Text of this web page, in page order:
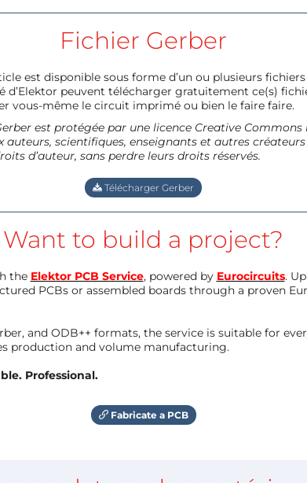
Fichier Gerber
est disponible sous forme d’un ou plusieurs fichiers
peuvent télécharger gratuitement ce(s)
vous-même le circuit imprimé ou bien le faire faire.
est protégée par une licence Creative Commons
auteurs, scientifiques, enseignants et autres
d’auteur, sans perdre leurs droits réservés.
Télécharger Gerber
Want to build a project?
the Elektor PCB Service, powered by Eurocircuits.
PCBs or assembled boards through a proven
and ODB++ formats, the service is suitable for
production and volume manufacturing.
Professional.
Fabricate a PCB